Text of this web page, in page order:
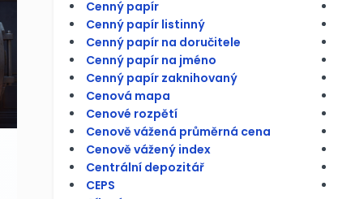
Cenný papír
Cenný papír listinný
Cenný papír na doručitele
Cenný papír na jméno
Cenný papír zaknihovaný
Cenová mapa
Cenové rozpětí
Cenově vážená průměrná cena
Cenově vážený index
Centrální depozitář
CEPS